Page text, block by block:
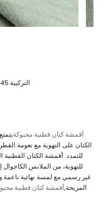
التركيبة:55/45 قميص
أقمشة كتان قطنية محبوكة
الكتان على التهوية مع نعومة
للتمدد. أقمشة الكتان القطنية
للتهوية، من الملابس
غير رسمي مع لمسة نهائية ناعمة
المريحة,أقمشة كتان قطنية